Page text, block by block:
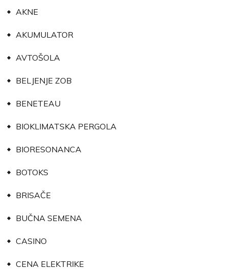
AKNE
AKUMULATOR
AVTOŠOLA
BELJENJE ZOB
BENETEAU
BIOKLIMATSKA PERGOLA
BIORESONANCA
BOTOKS
BRISAČE
BUČNA SEMENA
CASINO
CENA ELEKTRIKE